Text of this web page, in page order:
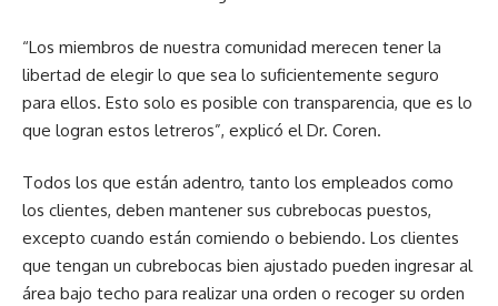
“Los miembros de nuestra comunidad merecen tener la
libertad de elegir lo que sea lo suficientemente seguro
para ellos. Esto solo es posible con transparencia, que es lo
que logran estos letreros”, explicó el Dr. Coren.
Todos los que están adentro, tanto los empleados como
los clientes, deben mantener sus cubrebocas puestos,
excepto cuando están comiendo o bebiendo. Los clientes
que tengan un cubrebocas bien ajustado pueden ingresar al
área bajo techo para realizar una orden o recoger su orden